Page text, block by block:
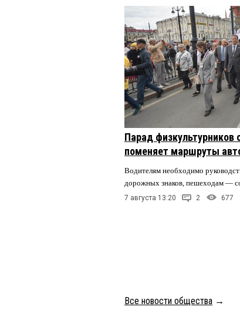
Парад физкультурников
поменяет маршруты
Водителям необходимо
дорожных знаков, пешеходам —
7 августа 13:20 2 677
Все новости общества →